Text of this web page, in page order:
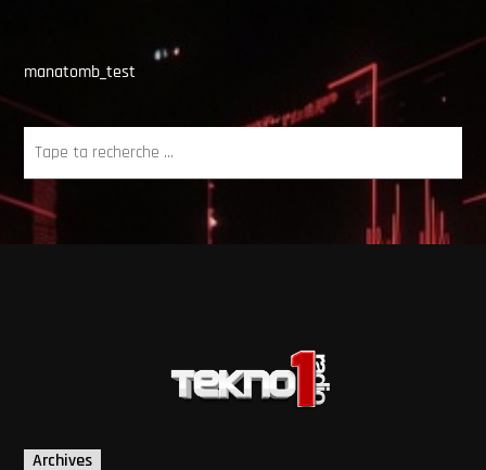
Titre En Cours
Titre
Artiste
24:00
manatomb_test
Archives